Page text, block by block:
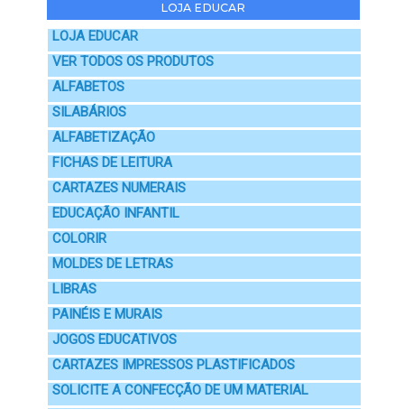
LOJA EDUCAR
LOJA EDUCAR
VER TODOS OS PRODUTOS
ALFABETOS
SILABÁRIOS
ALFABETIZAÇÃO
FICHAS DE LEITURA
CARTAZES NUMERAIS
EDUCAÇÃO INFANTIL
COLORIR
MOLDES DE LETRAS
LIBRAS
PAINÉIS E MURAIS
JOGOS EDUCATIVOS
CARTAZES IMPRESSOS PLASTIFICADOS
SOLICITE A CONFECÇÃO DE UM MATERIAL